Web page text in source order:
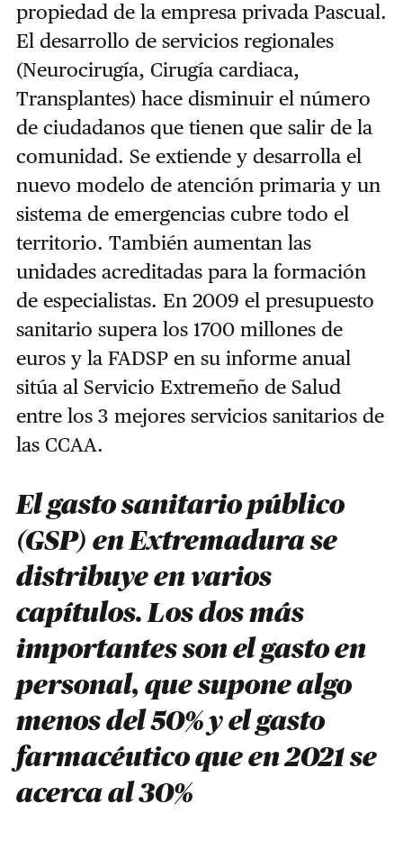
propiedad de la empresa privada Pascual.
El desarrollo de servicios regionales
(Neurocirugía, Cirugía cardiaca,
Transplantes) hace disminuir el número
de ciudadanos que tienen que salir de la
comunidad. Se extiende y desarrolla el
nuevo modelo de atención primaria y un
sistema de emergencias cubre todo el
territorio. También aumentan las
unidades acreditadas para la formación
de especialistas. En 2009 el presupuesto
sanitario supera los 1700 millones de
euros y la FADSP en su informe anual
sitúa al Servicio Extremeño de Salud
entre los 3 mejores servicios sanitarios de
las CCAA.
El gasto sanitario público
(GSP) en Extremadura se
distribuye en varios
capítulos. Los dos más
importantes son el gasto en
personal, que supone algo
menos del 50% y el gasto
farmacéutico que en 2021 se
acerca al 30%